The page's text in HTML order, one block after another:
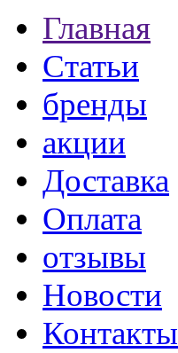
Главная
Статьи
бренды
акции
Доставка
Оплата
отзывы
Новости
Контакты